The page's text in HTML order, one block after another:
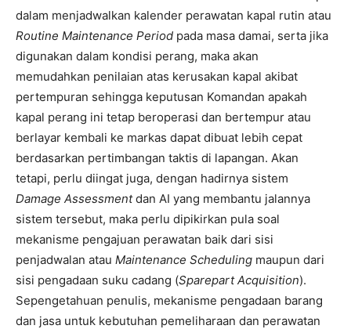
dalam menjadwalkan kalender perawatan kapal rutin atau
Routine Maintenance Period pada masa damai, serta jika
digunakan dalam kondisi perang, maka akan
memudahkan penilaian atas kerusakan kapal akibat
pertempuran sehingga keputusan Komandan apakah
kapal perang ini tetap beroperasi dan bertempur atau
berlayar kembali ke markas dapat dibuat lebih cepat
berdasarkan pertimbangan taktis di lapangan. Akan
tetapi, perlu diingat juga, dengan hadirnya sistem
Damage Assessmentdan AI yang membantu jalannya
sistem tersebut, maka perlu dipikirkan pula soal
mekanisme pengajuan perawatan baik dari sisi
penjadwalan atau Maintenance Scheduling maupun dari
sisi pengadaan suku cadang (Sparepart Acquisition).
Sepengetahuan penulis, mekanisme pengadaan barang
dan jasa untuk kebutuhan pemeliharaan dan perawatan